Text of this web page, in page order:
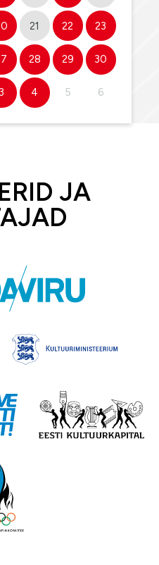
21 22 23
28 29 30
3 4 5 6
JA